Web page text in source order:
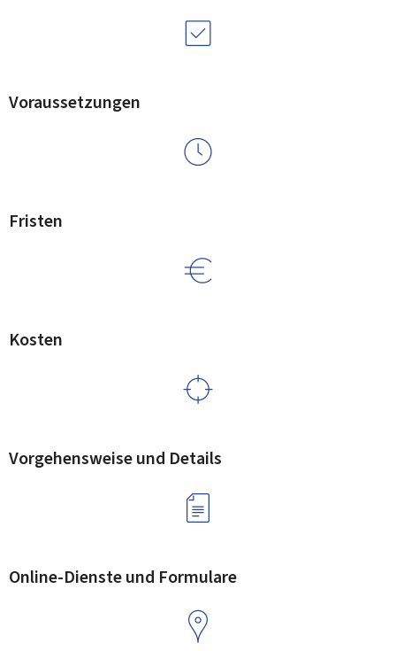
Voraussetzungen
Fristen
Kosten
Vorgehensweise und Details
Online-Dienste und Formulare